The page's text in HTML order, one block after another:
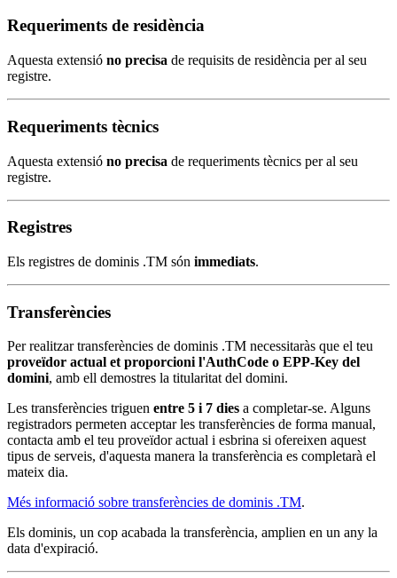
Requeriments de residència
Aquesta extensió no precisa de requisits de residència per al seu
registre.
Requeriments tècnics
Aquesta extensió no precisa de requeriments tècnics per al seu
registre.
Registres
Els registres de dominis .TM són immediats.
Transferències
Per realitzar transferències de dominis .TM necessitaràs que el teu
proveïdor actual et proporcioni l'AuthCode o EPP-Key del
domini, amb ell demostres la titularitat del domini.
Les transferències triguen entre 5 i 7 dies a completar-se. Alguns
registradors permeten acceptar les transferències de forma manual,
contacta amb el teu proveïdor actual i esbrina si ofereixen aquest
tipus de serveis, d'aquesta manera la transferència es completarà el
mateix dia.
Més informació sobre transferències de dominis .TM.
Els dominis, un cop acabada la transferència, amplien en un any la
data d'expiració.